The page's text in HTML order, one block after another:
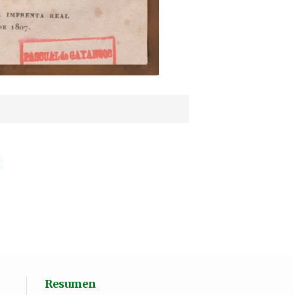
Resumen